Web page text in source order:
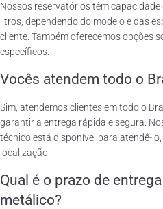
Nossos reservatórios têm
litros, dependendo do modelo e das
cliente. Também oferecemos opções
específicos.
Vocês atendem todo o
Sim, atendemos clientes em todo o
garantir a entrega rápida e segura.
técnico está disponível para atendê-
localização.
Qual é o prazo de
metálico?